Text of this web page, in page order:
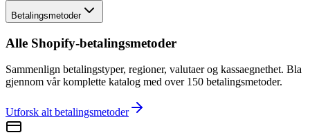
Betalingsmetoder
Alle Shopify-betalingsmetoder
Sammenlign betalingstyper, regioner, valutaer og kassaegnethet. Bla
gjennom vår komplette katalog med over 150 betalingsmetoder.
Utforsk alt betalingsmetoder